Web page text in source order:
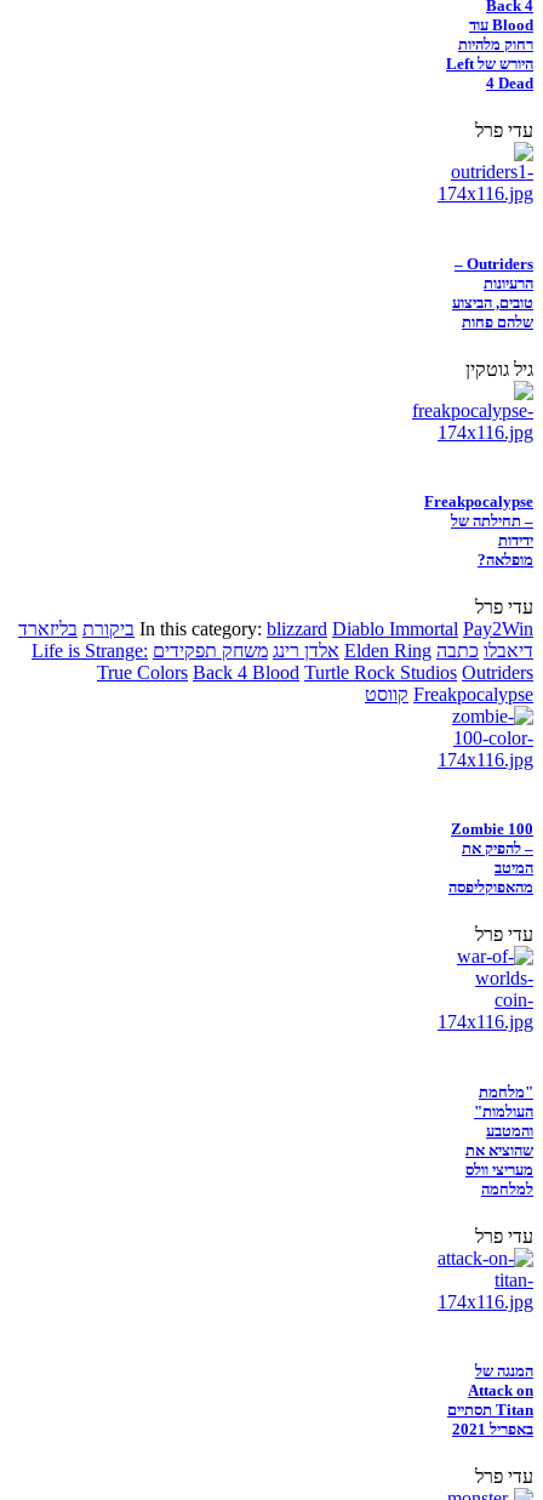
Back 4
Blood עוד
רחוק מלהיות
היורש של Left
4 Dead
עדי פרל
Outriders –
הרעיונות
טובים, הביצוע
שלהם פחות
גיל גוטקין
Freakpocalypse
– תחילתה של
ידידות
מופלאה?
עדי פרל
In this category: blizzard Diablo Immortal Pay2Win ביקורת בליזארד
דיאבלו כתבה Elden Ring אלדן רינג משחק תפקידים Life is Strange:
True Colors Back 4 Blood Turtle Rock Studios Outriders
Freakpocalypse קווסט
Zombie 100
– להפיק את
המיטב
מהאפוקליפסה
עדי פרל
"מלחמת
העולמות"
והמטבע
שהוציא את
מעריצי וולס
למלחמה
עדי פרל
המנגה של
Attack on
Titan תסתיים
באפריל 2021
עדי פרל